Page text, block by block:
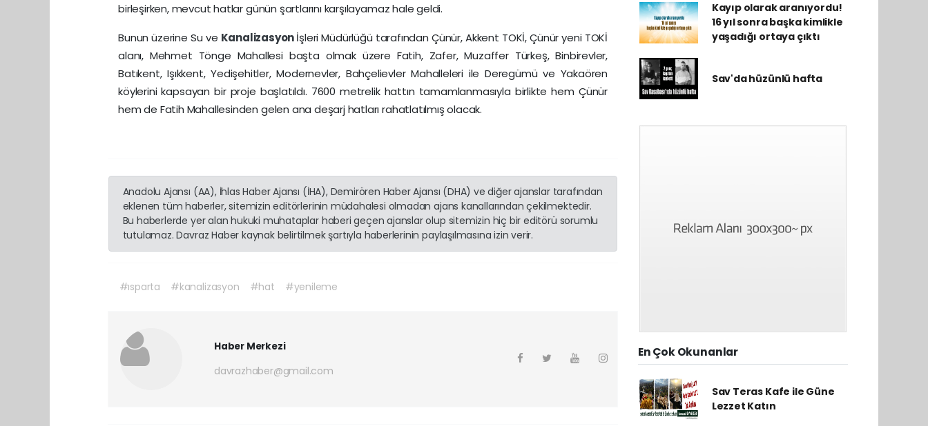
birleşirken, mevcut hatlar günün şartlarını karşılayamaz hale geldi.
Bunun üzerine Su ve Kanalizasyonİşleri Müdürlüğü tarafından Çünür, Akkent TOKİ, Çünür yeni TOKİ
alanı, Mehmet Tönge Mahallesi başta olmak üzere Fatih, Zafer, Muzaffer Türkeş, Binbirevler,
Batıkent, Işıkkent, Yedişehitler, Modernevler, Bahçelievler Mahalleleri ile Deregümü ve Yakaören
köylerini kapsayan bir proje başlatıldı. 7600 metrelik hattın tamamlanmasıyla birlikte hem Çünür
hem de Fatih Mahallesinden gelen ana deşarj hatları rahatlatılmış olacak.
Anadolu Ajansı (AA), İhlas Haber Ajansı (İHA), Demirören Haber Ajansı (DHA) ve diğer ajanslar tarafından
eklenen tüm haberler, sitemizin editörlerinin müdahalesi olmadan ajans kanallarından çekilmektedir.
Bu haberlerde yer alan hukuki muhataplar haberi geçen ajanslar olup sitemizin hiç bir editörü sorumlu
tutulamaz. Davraz Haber kaynak belirtilmek şartıyla haberlerinin paylaşılmasına izin verir.
#ısparta #kanalizasyon #hat #yenileme
Haber Merkezi
davrazhaber@gmail.com
Kayıp olarak aranıyordu!
16 yıl sonra başka kimlikle
yaşadığı ortaya çıktı
Sav'da hüzünlü hafta
En Çok Okunanlar
Sav Teras Kafe ile Güne
Lezzet Katın